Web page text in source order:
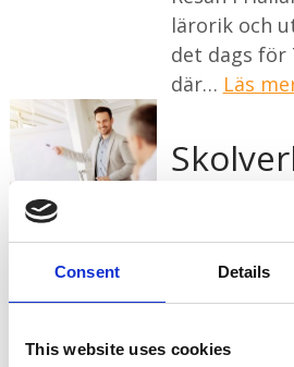
Consent Details
This website uses cookies
lärorik och
det dags för
där… Läs
2021
Uppdraget